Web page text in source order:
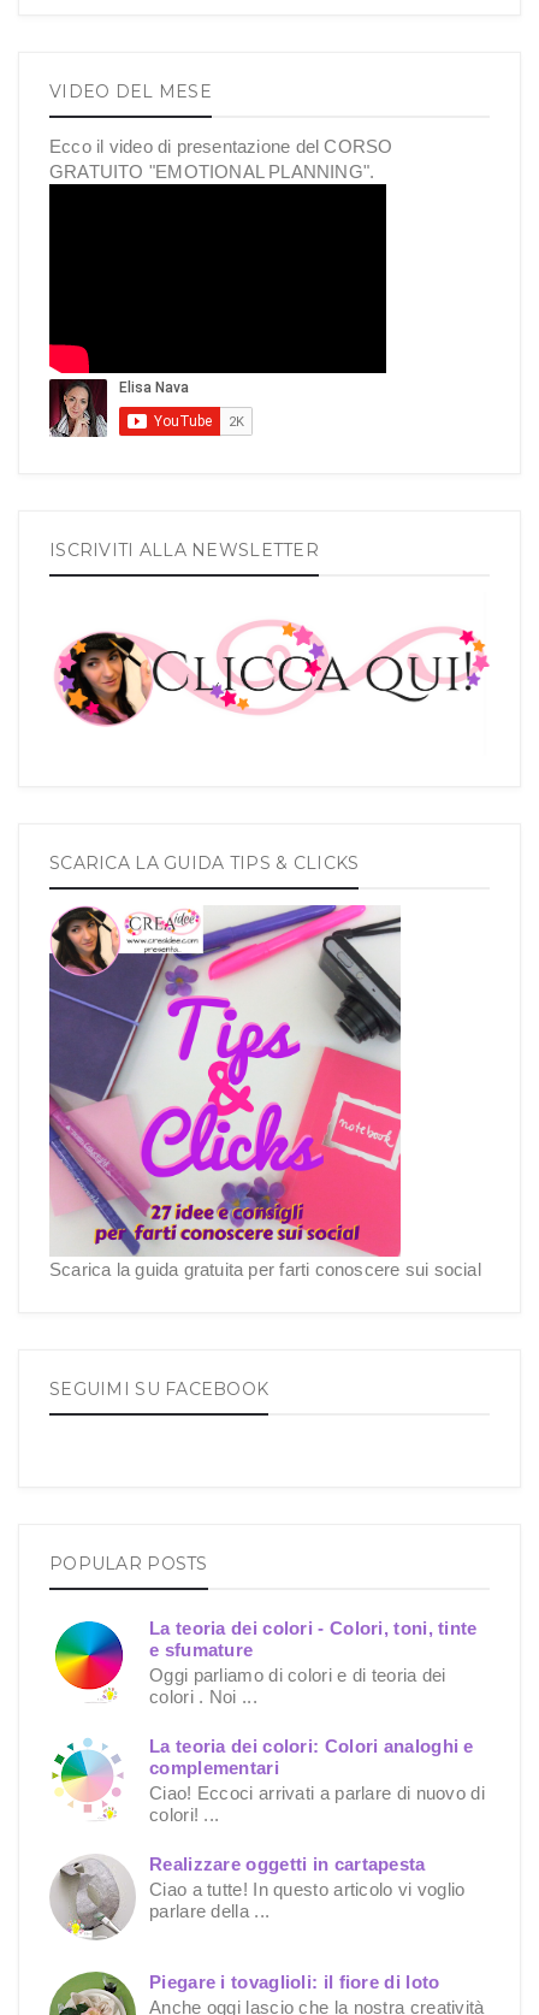
VIDEO DEL MESE
Ecco il video di presentazione del CORSO
GRATUITO "EMOTIONAL PLANNING".
ISCRIVITI ALLA NEWSLETTER
SCARICA LA GUIDA TIPS & CLICKS
Scarica la guida gratuita per farti conoscere sui social
SEGUIMI SU FACEBOOK
POPULAR POSTS
La teoria dei colori - Colori, toni, tinte
e sfumature
Oggi parliamo di colori e di teoria dei
colori . Noi ...
La teoria dei colori: Colori analoghi e
complementari
Ciao! Eccoci arrivati a parlare di nuovo di
colori! ...
Realizzare oggetti in cartapesta
Ciao a tutte! In questo articolo vi voglio
parlare della ...
Piegare i tovaglioli: il fiore di loto
Anche oggi lascio che la nostra creatività